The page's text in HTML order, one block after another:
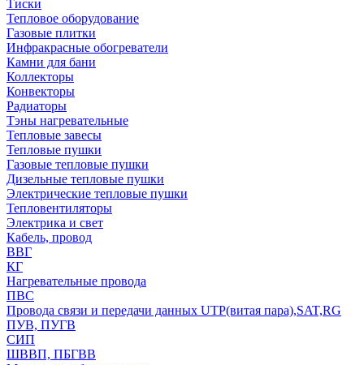
Тиски
Тепловое оборудование
Газовые плитки
Инфракрасные обогреватели
Камни для бани
Коллекторы
Конвекторы
Радиаторы
Тэны нагревательные
Тепловые завесы
Тепловые пушки
Газовые тепловые пушки
Дизельные тепловые пушки
Электрические тепловые пушки
Тепловентиляторы
Электрика и свет
Кабель, провод
ВВГ
КГ
Нагревательные провода
ПВС
Провода связи и передачи данных UTP(витая пара),SAT,RG
ПУВ, ПУГВ
СИП
ШВВП, ПБГВВ